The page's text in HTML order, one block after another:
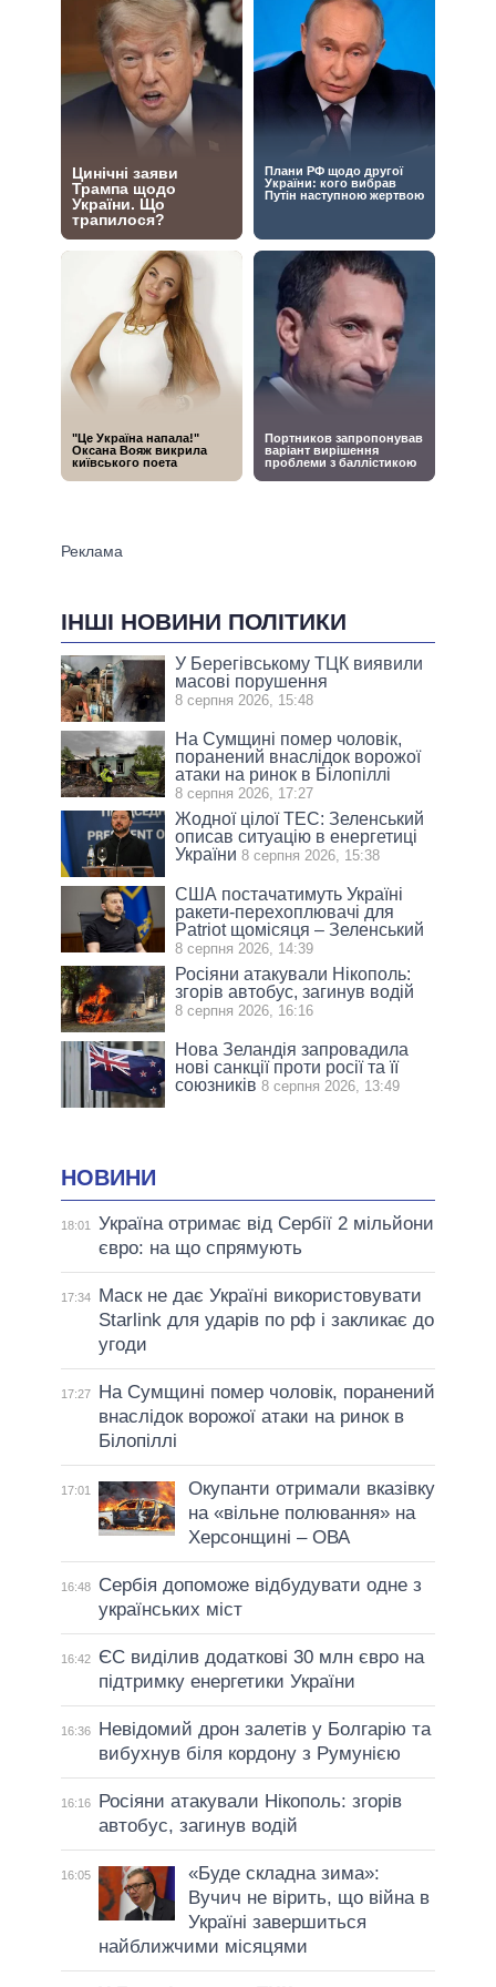
ІНШІ НОВИНИ ПОЛІТИКИ
У Берегівському ТЦК виявили
масові порушення
8 серпня 2026, 15:48
На Сумщині помер чоловік,
поранений внаслідок ворожої
атаки на ринок в Білопіллі
8 серпня 2026, 17:27
Жодної цілої ТЕС: Зеленський
описав ситуацію в енергетиці
України 8 серпня 2026, 15:38
США постачатимуть Україні
ракети-перехоплювачі для
Patriot щомісяця – Зеленський
8 серпня 2026, 14:39
Росіяни атакували Нікополь:
згорів автобус, загинув водій
8 серпня 2026, 16:16
Нова Зеландія запровадила
нові санкції проти росії та її
союзників 8 серпня 2026, 13:49
НОВИНИ
18:01
Україна отримає від Сербії 2 мільйони
євро: на що спрямують
17:34
Маск не дає Україні використовувати
Starlink для ударів по рф і закликає до
угоди
17:27
На Сумщині помер чоловік, поранений
внаслідок ворожої атаки на ринок в
Білопіллі
17:01
Окупанти отримали вказівку
на «вільне полювання» на
Херсонщині – ОВА
16:48
Сербія допоможе відбудувати одне з
українських міст
16:42
ЄС виділив додаткові 30 млн євро на
підтримку енергетики України
16:36
Невідомий дрон залетів у Болгарію та
вибухнув біля кордону з Румунією
16:16
Росіяни атакували Нікополь: згорів
автобус, загинув водій
16:05
«Буде складна зима»:
Вучич не вірить, що війна в
Україні завершиться
найближчими місяцями